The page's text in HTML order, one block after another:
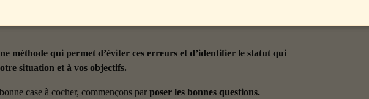
méthode qui permet d’éviter ces erreurs et d’identifier le statut qui
situation et à vos objectifs.
case à cocher, commençons par poser les bonnes questions.